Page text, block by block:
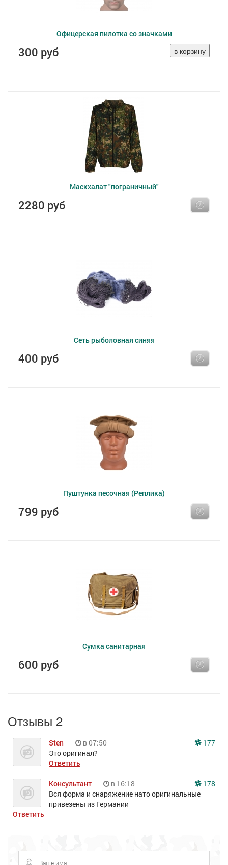
Офицерская пилотка со значками
300 руб
Маскхалат "пограничный"
2280 руб
Сеть рыболовная синяя
400 руб
Пуштунка песочная (Реплика)
799 руб
Сумка санитарная
600 руб
Отзывы 2
Sten в 07:50
177
Это оригинал?
Ответить
Консультант в 16:18
178
Вся форма и снаряжение нато оригинальные
привезены из Германии
Ответить